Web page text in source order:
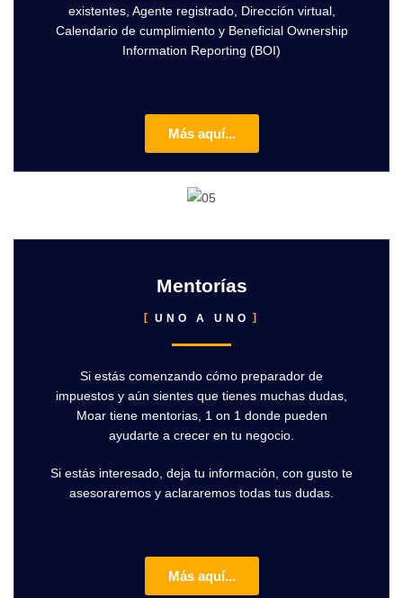
existentes, Agente registrado, Dirección virtual,
Calendario de cumplimiento y Beneficial Ownership
Information Reporting (BOI)
Más aquí...
Mentorías
UNO A UNO
Si estás comenzando cómo preparador de
impuestos y aún sientes que tienes muchas dudas,
Moar tiene mentorias, 1 on 1 donde pueden
ayudarte a crecer en tu negocio.
Si estás interesado, deja tu información, con gusto te
asesoraremos y aclararemos todas tus dudas.
Más aquí...